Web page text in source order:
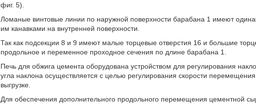
фиг. 5).
Ломаные винтовые линии по наружной поверхности барабана 1 имеют
им канавками на внутренней поверхности.
Так как подсекции 8 и 9 имеют малые торцевые отверстия 16 и большие
продольное и переменное проходное сечения по длине барабана 1.
Печь для обжига цемента оборудована устройством для регулирования
угла наклона осуществляется с целью регулирования скорости
выгрузке.
Для обеспечения дополнительного продольного перемещения цементной